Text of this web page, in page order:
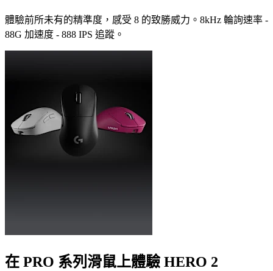
體驗前所未有的精準度，感受 8 的致勝威力。8kHz 輪詢速率 -
88G 加速度 - 888 IPS 追蹤。
在 PRO 系列滑鼠上體驗 HERO 2